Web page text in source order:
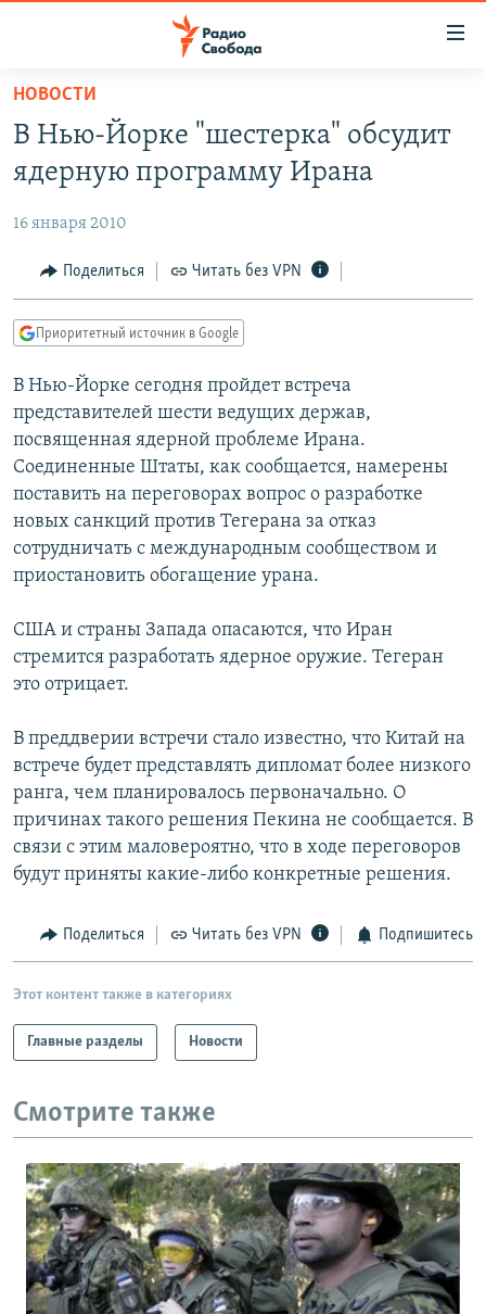
упрощенного
доступа
основному
Вернутся
главной
навигации
Вернутся
поиску
ПРОГРАММЫ
АВТОРСКИЕ ПРОЕКТЫ
ЦИТАТЫ СВОБОДЫ
МНЕНИЯ
IDEL.РЕАЛИИ
КАВКАЗ.РЕАЛИИ
СЕВЕР.РЕАЛИИ
СИБИРЬ.РЕАЛИИ
РАСПИСАНИЕ ВЕЩАНИЯ
ПОДПИШИТЕСЬ НА РАССЫЛКУ
Все сайты РСЕ/РС
НОВОСТИ
В Нью-Йорке "шестерка" обсудит
ядерную программу Ирана
16 января 2010
Поделиться Читать без VPN
Приоритетный источник в Google
В Нью-Йорке сегодня пройдет встреча
представителей шести ведущих держав,
посвященная ядерной проблеме Ирана.
Соединенные Штаты, как сообщается, намерены
поставить на переговорах вопрос о разработке
новых санкций против Тегерана за отказ
сотрудничать с международным сообществом и
приостановить обогащение урана.
США и страны Запада опасаются, что Иран
стремится разработать ядерное оружие. Тегеран
это отрицает.
В преддверии встречи стало известно, что Китай на
встрече будет представлять дипломат более низкого
ранга, чем планировалось первоначально. О
причинах такого решения Пекина не сообщается. В
связи с этим маловероятно, что в ходе переговоров
будут приняты какие-либо конкретные решения.
Поделиться Читать без VPN Подпишитесь
Этот контент также в категориях
Главные разделы Новости
Смотрите также